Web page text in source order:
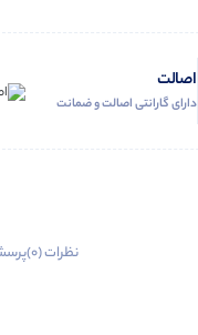
اصالت
دارای گارانتی اصالت و ضمانت
نظرات (0)